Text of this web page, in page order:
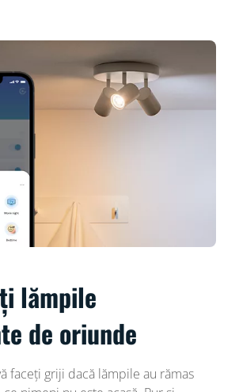
lămpile
de oriunde
faceți griji dacă lămpile au rămas